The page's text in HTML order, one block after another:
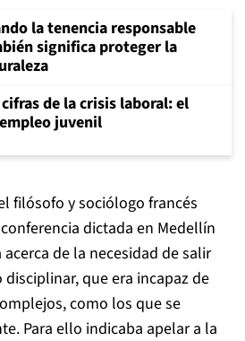
la tenencia responsable
significa proteger la
cifras de la crisis laboral: el
juvenil
filósofo y sociólogo francés
dictada en Medellín
de la necesidad de salir
que era incapaz de
como los que se
Para ello indicaba apelar a la